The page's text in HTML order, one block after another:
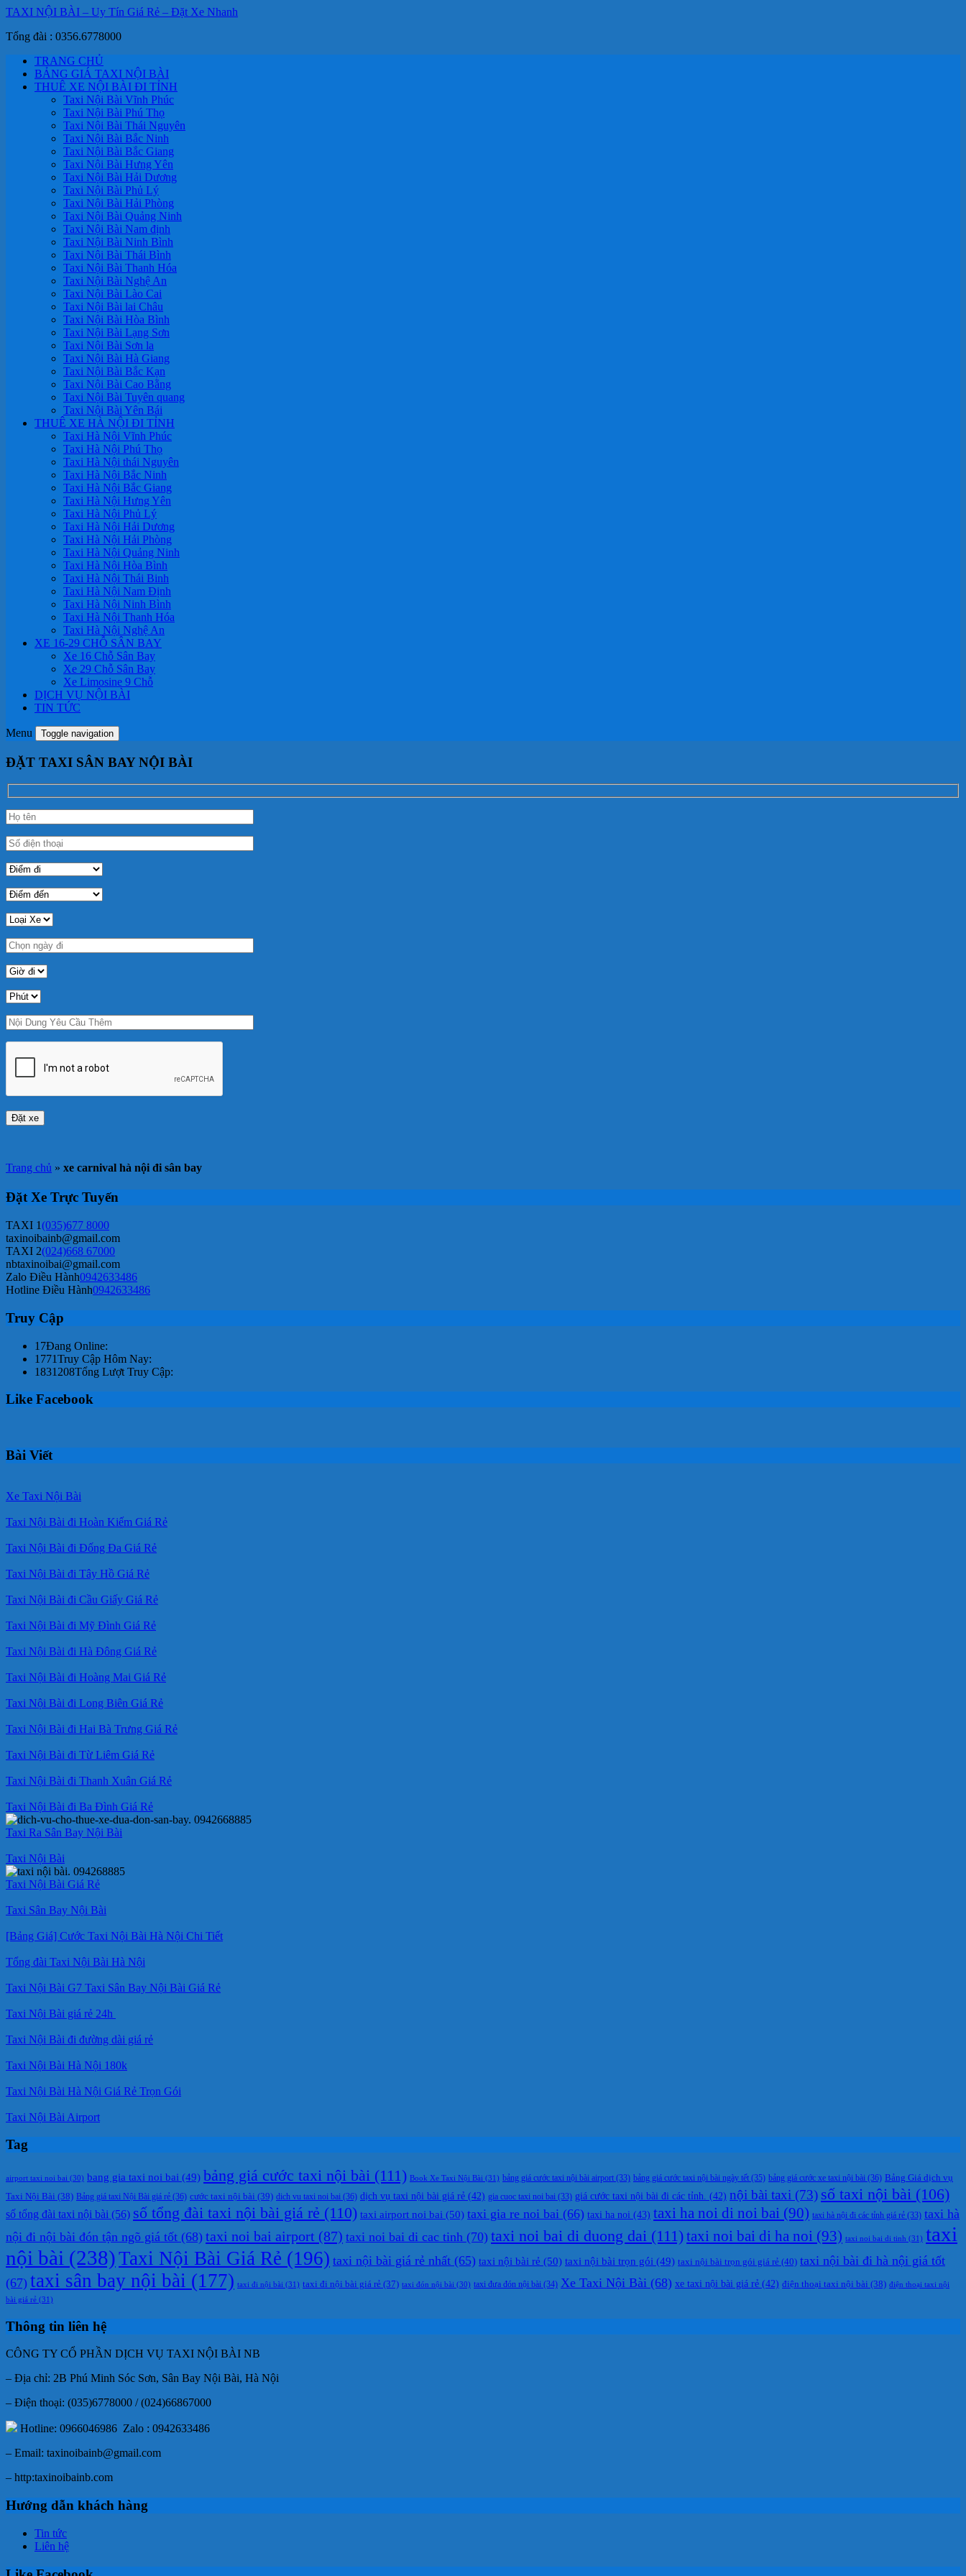
TAXI NỘI BÀI – Uy Tín Giá Rẻ – Đặt Xe Nhanh
Tổng đài : 0356.6778000
TRANG CHỦ
BẢNG GIÁ TAXI NỘI BÀI
THUÊ XE NỘI BÀI ĐI TỈNH
Taxi Nội Bài Vĩnh Phúc
Taxi Nội Bài Phú Thọ
Taxi Nội Bài Thái Nguyên
Taxi Nội Bài Bắc Ninh
Taxi Nội Bài Bắc Giang
Taxi Nội Bài Hưng Yên
Taxi Nội Bài Hải Dương
Taxi Nội Bài Phủ Lý
Taxi Nội Bài Hải Phòng
Taxi Nội Bài Quảng Ninh
Taxi Nội Bài Nam định
Taxi Nội Bài Ninh Bình
Taxi Nội Bài Thái Bình
Taxi Nội Bài Thanh Hóa
Taxi Nội Bài Nghệ An
Taxi Nội Bài Lào Cai
Taxi Nội Bài lai Châu
Taxi Nội Bài Hòa Bình
Taxi Nội Bài Lạng Sơn
Taxi Nội Bài Sơn la
Taxi Nội Bài Hà Giang
Taxi Nội Bài Bắc Kạn
Taxi Nội Bài Cao Bằng
Taxi Nội Bài Tuyên quang
Taxi Nội Bài Yên Bái
THUÊ XE HÀ NỘI ĐI TỈNH
Taxi Hà Nội Vĩnh Phúc
Taxi Hà Nội Phú Thọ
Taxi Hà Nội thái Nguyên
Taxi Hà Nội Bắc Ninh
Taxi Hà Nội Bắc Giang
Taxi Hà Nội Hưng Yên
Taxi Hà Nội Phủ Lý
Taxi Hà Nội Hải Dương
Taxi Hà Nội Hải Phòng
Taxi Hà Nội Quảng Ninh
Taxi Hà Nội Hòa Bình
Taxi Hà Nội Thái Binh
Taxi Hà Nội Nam Định
Taxi Hà Nội Ninh Bình
Taxi Hà Nội Thanh Hóa
Taxi Hà Nội Nghệ An
XE 16-29 CHỖ SÂN BAY
Xe 16 Chỗ Sân Bay
Xe 29 Chỗ Sân Bay
Xe Limosine 9 Chỗ
DỊCH VỤ NỘI BÀI
TIN TỨC
Menu Toggle navigation
ĐẶT TAXI SÂN BAY NỘI BÀI
Trang chủ » xe carnival hà nội đi sân bay
Đặt Xe Trực Tuyến
TAXI 1(035)677 8000
taxinoibainb@gmail.com
TAXI 2(024)668 67000
nbtaxinoibai@gmail.com
Zalo Điều Hành0942633486
Hotline Điều Hành0942633486
Truy Cập
17Đang Online:
1771Truy Cập Hôm Nay:
1831208Tổng Lượt Truy Cập:
Like Facebook
Bài Viết
Xe Taxi Nội Bài
Taxi Nội Bài đi Hoàn Kiếm Giá Rẻ
Taxi Nội Bài đi Đống Đa Giá Rẻ
Taxi Nội Bài đi Tây Hồ Giá Rẻ
Taxi Nội Bài đi Cầu Giấy Giá Rẻ
Taxi Nội Bài đi Mỹ Đình Giá Rẻ
Taxi Nội Bài đi Hà Đông Giá Rẻ
Taxi Nội Bài đi Hoàng Mai Giá Rẻ
Taxi Nội Bài đi Long Biên Giá Rẻ
Taxi Nội Bài đi Hai Bà Trưng Giá Rẻ
Taxi Nội Bài đi Từ Liêm Giá Rẻ
Taxi Nội Bài đi Thanh Xuân Giá Rẻ
Taxi Nội Bài đi Ba Đình Giá Rẻ
Taxi Ra Sân Bay Nội Bài
Taxi Nội Bài
Taxi Nội Bài Giá Rẻ
Taxi Sân Bay Nội Bài
[Bảng Giá] Cước Taxi Nội Bài Hà Nội Chi Tiết
Tổng đài Taxi Nội Bài Hà Nội
Taxi Nội Bài G7 Taxi Sân Bay Nội Bài Giá Rẻ
Taxi Nội Bài giá rẻ 24h
Taxi Nội Bài đi đường dài giá rẻ
Taxi Nội Bài Hà Nội 180k
Taxi Nội Bài Hà Nội Giá Rẻ Trọn Gói
Taxi Nội Bài Airport
Tag
airport taxi noi bai (30) bang gia taxi noi bai (49) bảng giá cước taxi nội bài (111) Book Xe Taxi Nội Bài (31) bảng giá cước taxi nội bài airport (33) bảng giá cước taxi nội bài ngày tết (35) bảng giá cước xe taxi nội bài (36) Bảng Giá dịch vụ
Taxi Nội Bài (38) Bảng giá taxi Nội Bài giá rẻ (36) cước taxi nội bài (39) dich vu taxi noi bai (36) dịch vụ taxi nội bài giá rẻ (42) gia cuoc taxi noi bai (33) giá cước taxi nội bài đi các tỉnh. (42) nội bài taxi (73) số taxi nội bài (106)
số tổng đài taxi nội bài (56) số tổng đài taxi nội bài giá rẻ (110) taxi airport noi bai (50) taxi gia re noi bai (66) taxi ha noi (43) taxi ha noi di noi bai (90) taxi hà nội đi các tỉnh giá rẻ (33) taxi hà
nội đi nội bài đón tận ngõ giá tốt (68) taxi noi bai airport (87) taxi noi bai di cac tinh (70) taxi noi bai di duong dai (111)taxi noi bai di ha noi (93) taxi noi bai di tinh (31) taxi
nội bài (238)Taxi Nội Bài Giá Rẻ (196) taxi nội bài giá rẻ nhất (65) taxi nội bài rẻ (50) taxi nội bài trọn gói (49) taxi nội bài trọn gói giá rẻ (40) taxi nội bài đi hà nội giá tốt
(67) taxi sân bay nội bài (177) taxi đi nội bài (31) taxi đi nội bài giá rẻ (37) taxi đón nội bài (30) taxi đưa đón nội bài (34) Xe Taxi Nội Bài (68) xe taxi nội bài giá rẻ (42) điện thoại taxi nội bài (38) điện thoại taxi nội
bài giá rẻ (31)
Thông tin liên hệ
CÔNG TY CỔ PHẦN DỊCH VỤ TAXI NỘI BÀI NB
– Địa chỉ: 2B Phú Minh Sóc Sơn, Sân Bay Nội Bài, Hà Nội
– Điện thoại: (035)6778000 / (024)66867000
Hotline: 0966046986 Zalo : 0942633486
– Email: taxinoibainb@gmail.com
– http:taxinoibainb.com
Hướng dẫn khách hàng
Tin tức
Liên hệ